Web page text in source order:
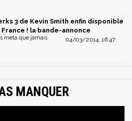
3 de Kevin Smith enfin disponible
France ! la bande-annonce
04/03/2014, 16:47
meta que jamais
MANQUER